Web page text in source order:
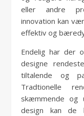
eller andre
innovation kan
effektiv og
Endelig har der
designe
tiltalende og
Tradtionelle
skæmmende og
design kan